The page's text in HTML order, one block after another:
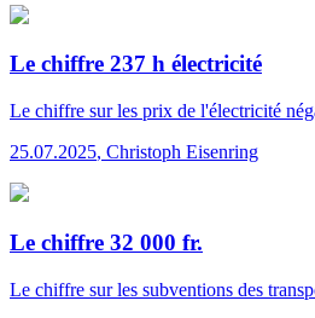
Le chiffre 237 h électricité
Le chiffre sur les prix de l'électricité
25.07.2025, Christoph Eisenring
Le chiffre 32 000 fr.
Le chiffre sur les subventions des